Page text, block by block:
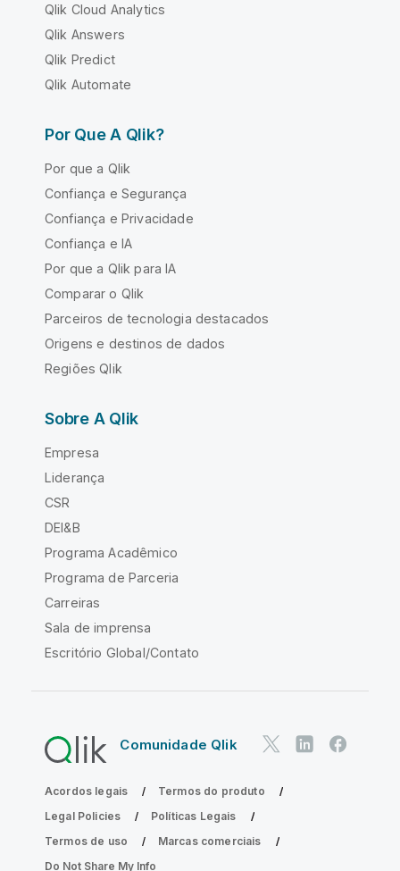
Qlik Cloud Analytics
Qlik Answers
Qlik Predict
Qlik Automate
Por Que A Qlik?
Por que a Qlik
Confiança e Segurança
Confiança e Privacidade
Confiança e IA
Por que a Qlik para IA
Comparar o Qlik
Parceiros de tecnologia destacados
Origens e destinos de dados
Regiões Qlik
Sobre A Qlik
Empresa
Liderança
CSR
DEI&B
Programa Acadêmico
Programa de Parceria
Carreiras
Sala de imprensa
Escritório Global/Contato
Comunidade Qlik
Acordos legais
Termos do produto
Legal Policies
Políticas Legais
Termos de uso
Marcas comerciais
Do Not Share My Info